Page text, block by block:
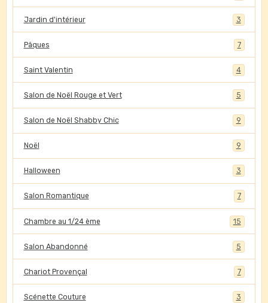
Jardin d'intérieur 3
Pâques 7
Saint Valentin 4
Salon de Noël Rouge et Vert 5
Salon de Noël Shabby Chic 9
Noël 9
Halloween 3
Salon Romantique 7
Chambre au 1/24 ème 15
Salon Abandonné 5
Chariot Provençal 7
Scénette Couture 3